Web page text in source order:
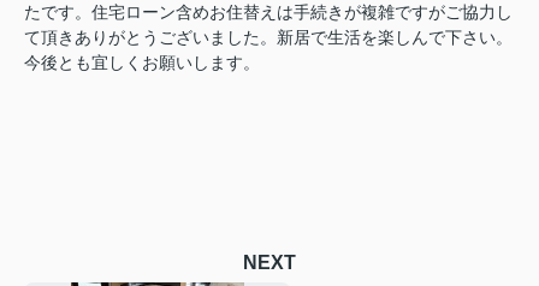
たです。住宅ローン含めお住替えは手続きが複雑ですがご協力し
て頂きありがとうございました。新居で生活を楽しんで下さい。
今後とも宜しくお願いします。
NEXT